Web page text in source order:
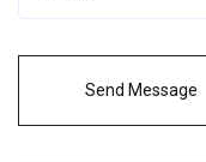
Send Message